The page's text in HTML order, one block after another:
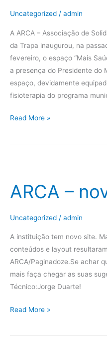
Uncategorized / admin
A ARCA – Associação de
da Trapa inaugurou, na
fevereiro, o espaço “Mais
a presença do Presidente do
espaço, devidamente
fisioterapia do programa
Read More »
ARCA –
Uncategorized / admin
A instituição tem novo site.
conteúdos e layout
ARCA/Paginadoze.Se achar
mais faça chegar as suas
Técnico:Jorge Duarte!
novo
site
Read More »